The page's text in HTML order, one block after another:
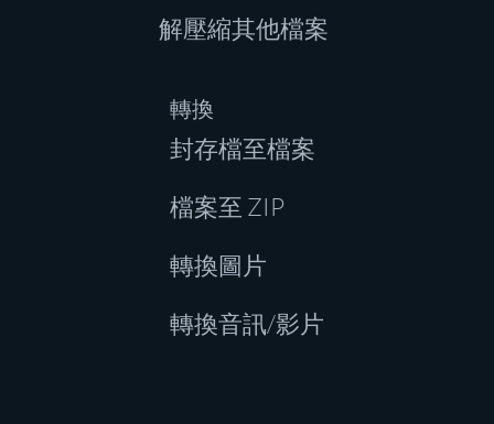
解壓縮其他檔案
轉換
封存檔至檔案
檔案至 ZIP
轉換圖片
轉換音訊/影片